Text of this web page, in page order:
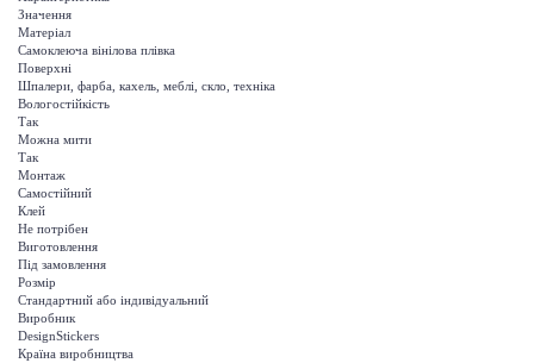
Значення
Матеріал
Самоклеюча вінілова плівка
Поверхні
Шпалери, фарба, кахель, меблі, скло, техніка
Вологостійкість
Так
Можна мити
Так
Монтаж
Самостійний
Клей
Не потрібен
Виготовлення
Під замовлення
Розмір
Стандартний або індивідуальний
Виробник
DesignStickers
Країна виробництва